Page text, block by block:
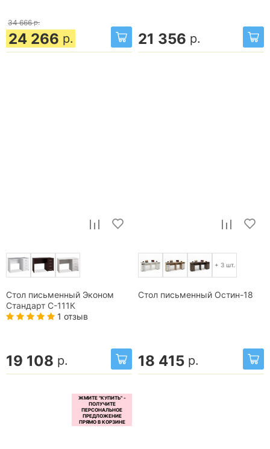
34 666 р.
24 266 р. 21 356 р.
Стол письменный Эконом
Стандарт С-111К
1 отзыв
19 108 р.
+ 3 шт.
Стол письменный Остин-18
18 415 р.